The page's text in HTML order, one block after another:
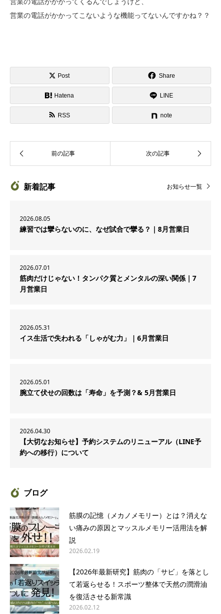
営業の電話がかかってこないような機能ってないんですかね？？
Post Share
Hatena LINE
RSS note
新着記事 お知らせ一覧
2026.08.05
練習では攣らないのに、なぜ試合で攣る？｜8月営業日
2026.07.01
筋肉だけじゃない！タンパク質とメンタルの深い関係｜7
月営業日
2026.05.31
イス生活で失われる「しゃがむ力」｜6月営業日
2026.05.01
腕立て伏せの回数は「寿命」を予測？& 5月営業日
2026.04.30
【大切なお知らせ】予約システムのリニューアル（LINE予
約への移行）について
ブログ
筋膜の記憶（メカノメモリー）とは？消えな
い痛みの原因とマッスルメモリー活用法を解
説
2026.02.19
【2026年最新研究】筋肉の「サビ」を落とし
て若返らせる！スポーツ整体で天然の潤滑油
を復活させる新常識
2026.02.12